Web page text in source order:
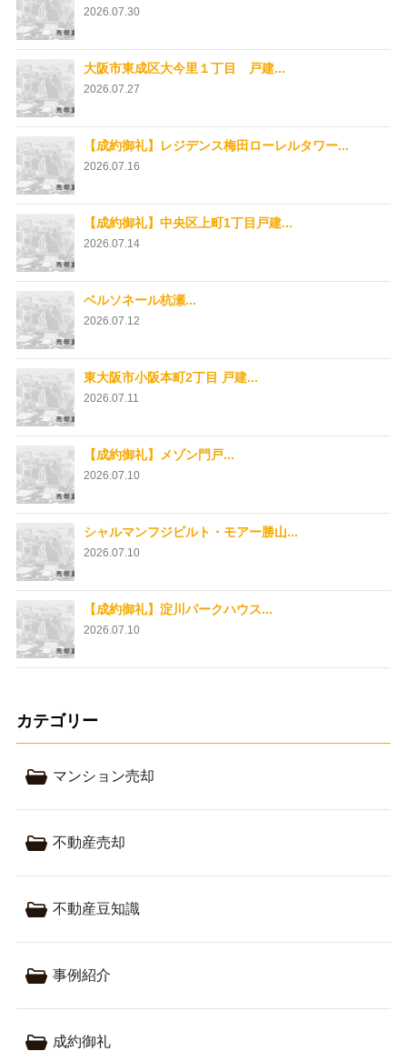
2026.07.30
大阪市東成区大今里１丁目 戸建...
2026.07.27
【成約御礼】レジデンス梅田ローレルタワー...
2026.07.16
【成約御礼】中央区上町1丁目戸建...
2026.07.14
ベルソネール杭瀬...
2026.07.12
東大阪市小阪本町2丁目 戸建...
2026.07.11
【成約御礼】メゾン門戸...
2026.07.10
シャルマンフジビルト・モアー勝山...
2026.07.10
【成約御礼】淀川パークハウス...
2026.07.10
カテゴリー
マンション売却
不動産売却
不動産豆知識
事例紹介
成約御礼